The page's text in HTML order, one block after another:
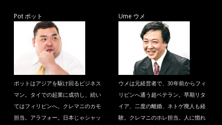
Pot ポット
ポットはアジアを駆け回るビジネス
マン。タイでの起業に成功し、続い
てはフィリピンへ。クレマニのカモ
担当。アラフォー。日本じゃシャッ
Ume ウメ
ウメは元経営者で、30年前からフィ
リピンへ通う超ベテラン。早期リタ
イア、二度の離婚、ネトゲ廃人も経
験。クレマニのホレ担当。人に惚れ